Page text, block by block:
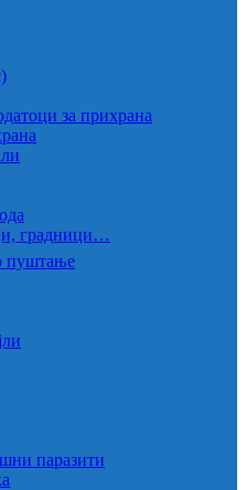
за прихрана
градници…
пуштање
паразити